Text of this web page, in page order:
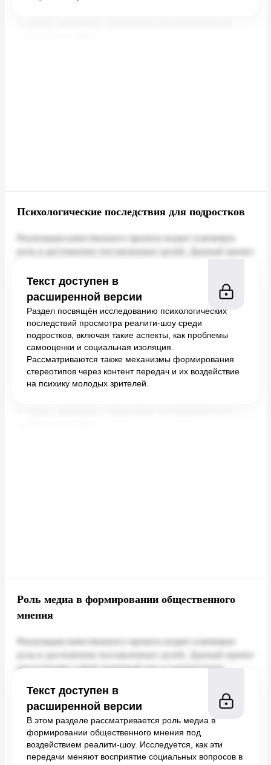
Психологические последствия для подростков
Текст доступен в
расширенной версии
Раздел посвящён исследованию психологических
последствий просмотра реалити-шоу среди
подростков, включая такие аспекты, как проблемы
самооценки и социальная изоляция.
Рассматриваются также механизмы формирования
стереотипов через контент передач и их воздействие
на психику молодых зрителей.
Роль медиа в формировании общественного
мнения
Текст доступен в
расширенной версии
В этом разделе рассматривается роль медиа в
формировании общественного мнения под
воздействием реалити-шоу. Исследуется, как эти
передачи меняют восприятие социальных вопросов в